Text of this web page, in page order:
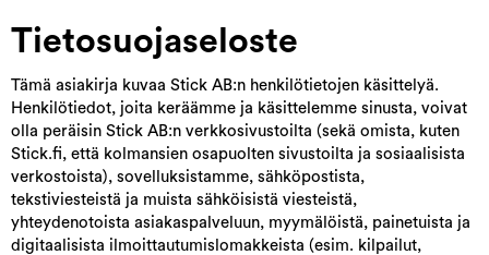
Tietosuojaseloste
Tämä asiakirja kuvaa Stick AB:n henkilötietojen käsittelyä.
Henkilötiedot, joita keräämme ja käsittelemme sinusta, voivat
olla peräisin Stick AB:n verkkosivustoilta (sekä omista, kuten
Stick.fi, että kolmansien osapuolten sivustoilta ja sosiaalisista
verkostoista), sovelluksistamme, sähköpostista,
tekstiviesteistä ja muista sähköisistä viesteistä,
yhteydenotoista asiakaspalveluun, myymälöistä, painetuista ja
digitaalisista ilmoittautumislomakkeista (esim. kilpailut,